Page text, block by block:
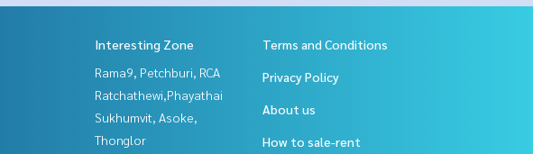
Interesting Zone
Rama9, Petchburi, RCA
Ratchathewi,Phayathai
Sukhumvit, Asoke,
Thonglor
Terms and Conditions
Privacy Policy
About us
How to sale-rent